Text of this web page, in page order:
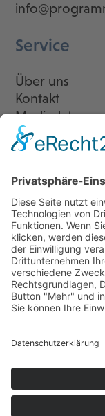
Service
Über uns
Kontakt
Mediadaten
Newsletter
LogIn
Legal
Impressum
Cookie-
Programmkino.de
Geschlechts. Zur
auf eine